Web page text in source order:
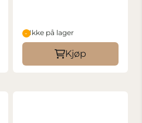
Ikke på lager
Kjøp